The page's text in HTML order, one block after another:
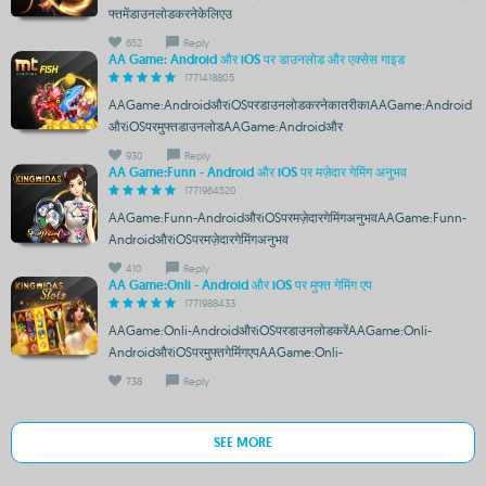
फ्तमेंडाउनलोडकरनेकेलिएउ
652 Reply
AA Game: Android और iOS पर डाउनलोड और एक्सेस गाइड
1771418805
AAGame:AndroidऔरiOSपरडाउनलोडकरनेकातरीकाAAGame:Android
औरiOSपरमुफ्तडाउनलोडAAGame:Androidऔर
930 Reply
AA Game:Funn - Android और iOS पर मज़ेदार गेमिंग अनुभव
1771964520
AAGame:Funn-AndroidऔरiOSपरमज़ेदारगेमिंगअनुभवAAGame:Funn-
AndroidऔरiOSपरमज़ेदारगेमिंगअनुभव
410 Reply
AA Game:Onli - Android और iOS पर मुफ्त गेमिंग एप
1771988433
AAGame:Onli-AndroidऔरiOSपरडाउनलोडकरेंAAGame:Onli-
AndroidऔरiOSपरमुफ्तगेमिंगएपAAGame:Onli-
738 Reply
SEE MORE